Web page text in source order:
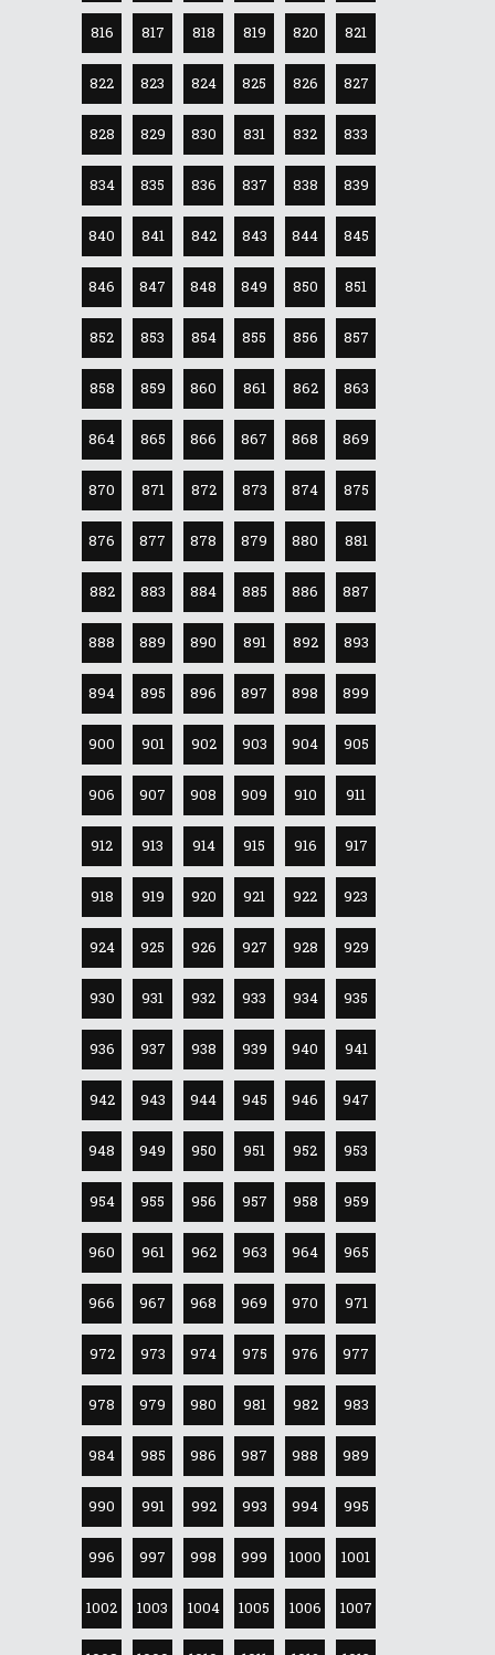
816 817 818 819 820 821
822 823 824 825 826 827
828 829 830 831 832 833
834 835 836 837 838 839
840 841 842 843 844 845
846 847 848 849 850 851
852 853 854 855 856 857
858 859 860 861 862 863
864 865 866 867 868 869
870 871 872 873 874 875
876 877 878 879 880 881
882 883 884 885 886 887
888 889 890 891 892 893
894 895 896 897 898 899
900 901 902 903 904 905
906 907 908 909 910 911
912 913 914 915 916 917
918 919 920 921 922 923
924 925 926 927 928 929
930 931 932 933 934 935
936 937 938 939 940 941
942 943 944 945 946 947
948 949 950 951 952 953
954 955 956 957 958 959
960 961 962 963 964 965
966 967 968 969 970 971
972 973 974 975 976 977
978 979 980 981 982 983
984 985 986 987 988 989
990 991 992 993 994 995
996 997 998 999 1000 1001
1002 1003 1004 1005 1006 1007